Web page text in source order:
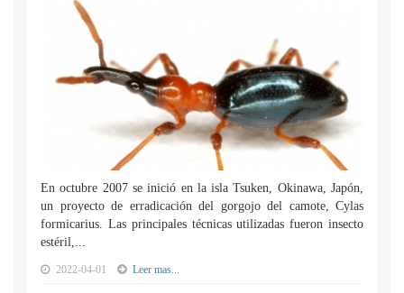
En octubre 2007 se inició en la isla Tsuken, Okinawa, Japón,
un proyecto de erradicación del gorgojo del camote, Cylas
formicarius. Las principales técnicas utilizadas fueron insecto
estéril,...
2022-04-01 Leer mas...